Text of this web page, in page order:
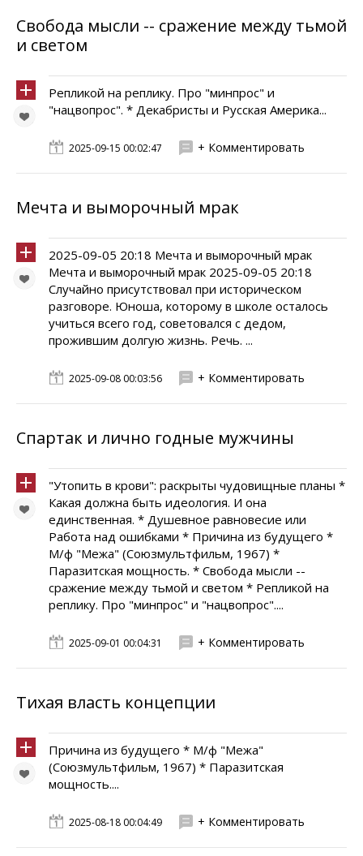
Свобода мысли -- сражение между тьмой
и светом
Репликой на реплику. Про "минпрос" и
"нацвопрос". * Декабристы и Русская Америка...
2025-09-15 00:02:47 + Комментировать
Мечта и выморочный мрак
2025-09-05 20:18 Мечта и выморочный мрак
Мечта и выморочный мрак 2025-09-05 20:18
Случайно присутствовал при историческом
разговоре. Юноша, которому в школе осталось
учиться всего год, советовался с дедом,
прожившим долгую жизнь. Речь. ...
2025-09-08 00:03:56 + Комментировать
Спартак и лично годные мужчины
"Утопить в крови": раскрыты чудовищные планы *
Какая должна быть идеология. И она
единственная. * Душевное равновесие или
Работа над ошибками * Причина из будущего *
М/ф "Межа" (Союзмультфильм, 1967) *
Паразитская мощность. * Свобода мысли --
сражение между тьмой и светом * Репликой на
реплику. Про "минпрос" и "нацвопрос"....
2025-09-01 00:04:31 + Комментировать
Тихая власть концепции
Причина из будущего * М/ф "Межа"
(Союзмультфильм, 1967) * Паразитская
мощность....
2025-08-18 00:04:49 + Комментировать